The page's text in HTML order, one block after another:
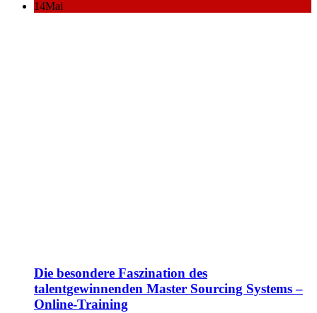
14Mai
Die besondere Faszination des
talentgewinnenden Master Sourcing Systems –
Online-Training